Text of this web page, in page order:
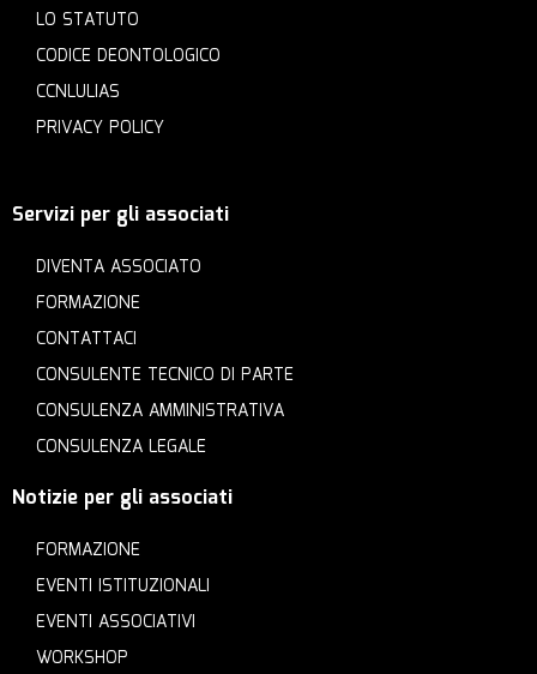
LO STATUTO
CODICE DEONTOLOGICO
CCNLULIAS
PRIVACY POLICY
Servizi per gli associati
DIVENTA ASSOCIATO
FORMAZIONE
CONTATTACI
CONSULENTE TECNICO DI PARTE
CONSULENZA AMMINISTRATIVA
CONSULENZA LEGALE
Notizie per gli associati
FORMAZIONE
EVENTI ISTITUZIONALI
EVENTI ASSOCIATIVI
WORKSHOP